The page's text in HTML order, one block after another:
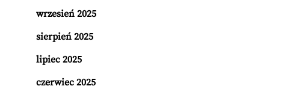
wrzesień 2025
sierpień 2025
lipiec 2025
czerwiec 2025